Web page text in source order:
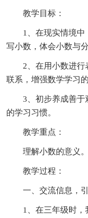
教学目标：
1、在现实情境
写小数，体会小数与
2、在用小数进
联系，增强数学学习的
3、初步养成善
的学习习惯。
教学重点：
理解小数的意义。
教学过程：
一、交流信息，
1、在三年级时